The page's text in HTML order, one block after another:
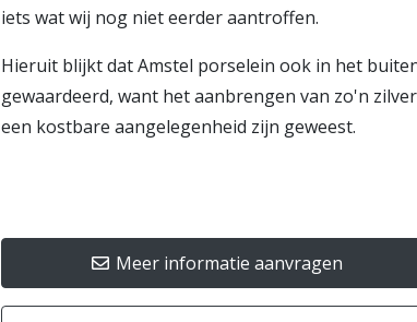
iets wat wij nog niet eerder aantroffen.
Hieruit blijkt dat Amstel porselein ook in het
gewaardeerd, want het aanbrengen van zo'n
een kostbare aangelegenheid zijn geweest.
Meer informatie aanvragen